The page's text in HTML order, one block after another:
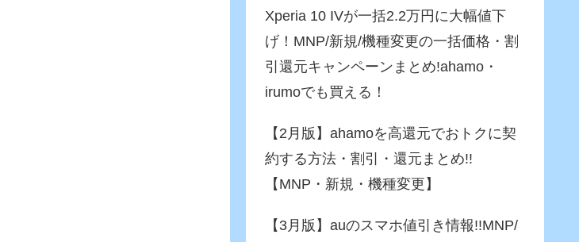
Xperia 10 IVが一括2.2万円に大幅値下
げ！MNP/新規/機種変更の一括価格・割
引還元キャンペーンまとめ!ahamo・
irumoでも買える！
【2月版】ahamoを高還元でおトクに契
約する方法・割引・還元まとめ!!
【MNP・新規・機種変更】
【3月版】auのスマホ値引き情報!!MNP/